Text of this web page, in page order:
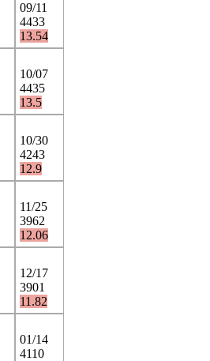
09/11
4433
13.54
10/07
4435
13.5
10/30
4243
12.9
11/25
3962
12.06
12/17
3901
11.82
01/14
4110